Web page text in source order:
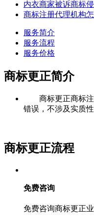
内衣商家被诉商标
商标注册代理机构
服务简介
服务流程
服务价格
商标更正简介
商标更正商标注
错误，不涉及实质性
商标更正流程
免费咨询
免费咨询商标更正